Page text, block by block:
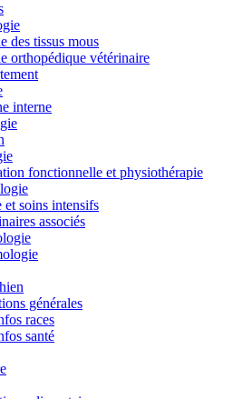
des tissus mous
orthopédique vétérinaire
interne
fonctionnelle et physiothérapie
et soins intensifs
associés
générales
races
santé